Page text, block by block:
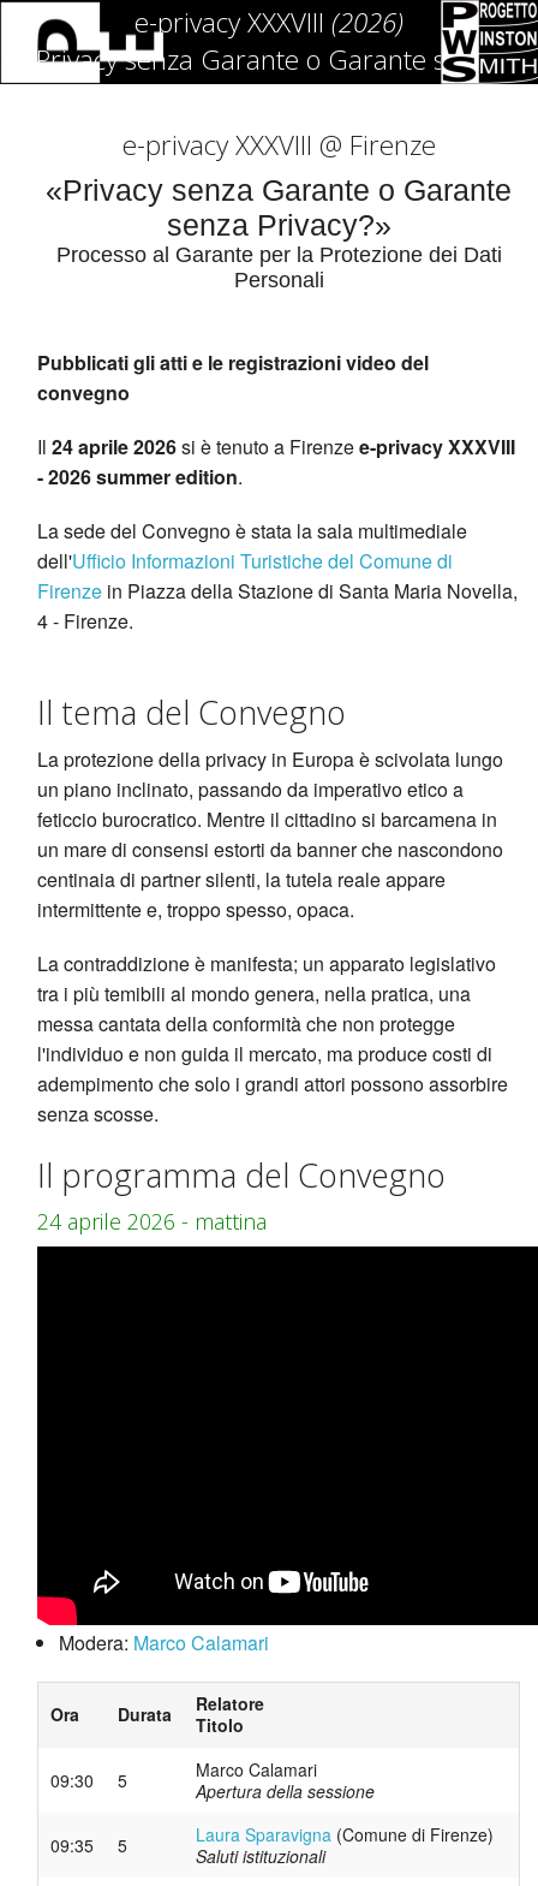
e-privacy XXXVIII (2026)
Privacy senza Garante o Garante senza
Privacy?
e-privacy XXXVIII @ Firenze
«Privacy senza Garante o Garante
senza Privacy?»
Processo al Garante per la Protezione dei Dati
Personali
Pubblicati gli atti e le registrazioni video del
convegno
Il 24 aprile 2026si è tenuto a Firenzee-privacy XXXVIII
- 2026 summer edition.
La sede del Convegno è stata la sala multimediale
dell'Ufficio Informazioni Turistiche del Comune di
Firenze in Piazza della Stazione di Santa Maria Novella,
4 - Firenze.
Il tema del Convegno
La protezione della privacy in Europa è scivolata lungo
un piano inclinato, passando da imperativo etico a
feticcio burocratico. Mentre il cittadino si barcamena in
un mare di consensi estorti da banner che nascondono
centinaia di partner silenti, la tutela reale appare
intermittente e, troppo spesso, opaca.
La contraddizione è manifesta; un apparato legislativo
tra i più temibili al mondo genera, nella pratica, una
messa cantata della conformità che non protegge
l'individuo e non guida il mercato, ma produce costi di
adempimento che solo i grandi attori possono assorbire
senza scosse.
Il programma del Convegno
24 aprile 2026 - mattina
Modera: Marco Calamari
Ora Durata
Relatore
Titolo
09:30 5
Marco Calamari
Apertura della sessione
09:35 5 Laura Sparavigna (Comune di Firenze)
Saluti istituzionali